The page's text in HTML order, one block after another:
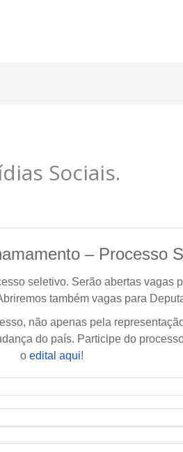
Sociais.
– Processo
seletivo. Serão abertas vagas
também vagas para
não apenas pela
do país. Participe do
oedital aqui!